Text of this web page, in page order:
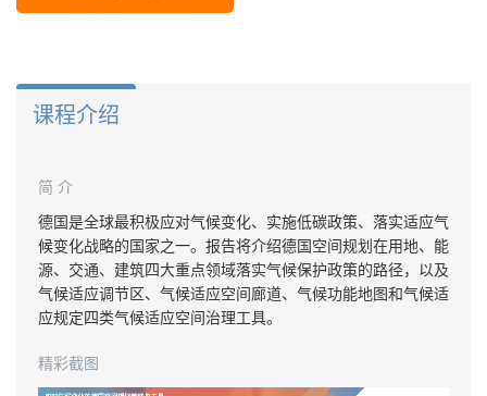
课程介绍
简 介
德国是全球最积极应对气候变化、实施低碳政策、落实适应气
候变化战略的国家之一。报告将介绍德国空间规划在用地、能
源、交通、建筑四大重点领域落实气候保护政策的路径，以及
气候适应调节区、气候适应空间廊道、气候功能地图和气候适
应规定四类气候适应空间治理工具。
精彩截图